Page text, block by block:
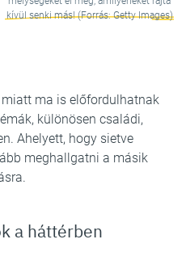
kívül senki más! (Forrás: Getty Images)
ma is előfordulhatnak
különösen családi,
Ahelyett, hogy sietve
meghallgatni a másik
a háttérben